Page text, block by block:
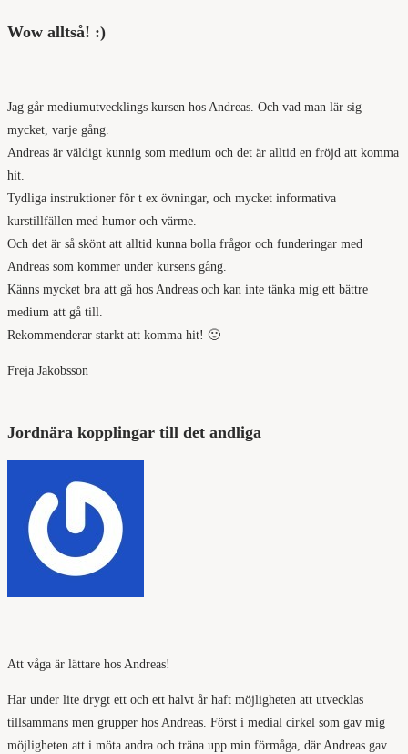
Wow alltså! :)
Jag går mediumutvecklings kursen hos Andreas. Och vad man lär sig
mycket, varje gång.
Andreas är väldigt kunnig som medium och det är alltid en fröjd att komma
hit.
Tydliga instruktioner för t ex övningar, och mycket informativa
kurstillfällen med humor och värme.
Och det är så skönt att alltid kunna bolla frågor och funderingar med
Andreas som kommer under kursens gång.
Känns mycket bra att gå hos Andreas och kan inte tänka mig ett bättre
medium att gå till.
Rekommenderar starkt att komma hit! 🙂
Freja Jakobsson
Jordnära kopplingar till det andliga
Att våga är lättare hos Andreas!
Har under lite drygt ett och ett halvt år haft möjligheten att utvecklas
tillsammans men grupper hos Andreas. Först i medial cirkel som gav mig
möjligheten att i möta andra och träna upp min förmåga, där Andreas gav